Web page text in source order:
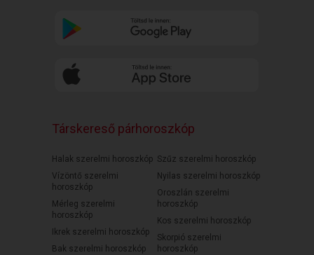
Társkereső párhoroszkóp
Halak szerelmi horoszkóp
Vízöntő szerelmi
horoszkóp
Mérleg szerelmi
horoszkóp
Ikrek szerelmi horoszkóp
Bak szerelmi horoszkóp
Szűz szerelmi horoszkóp
Nyilas szerelmi horoszkóp
Oroszlán szerelmi
horoszkóp
Kos szerelmi horoszkóp
Skorpió szerelmi
horoszkóp